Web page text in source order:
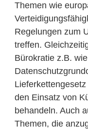
Themen wie
Regelungen zum
treffen.
Bürokratie z.B.
den Einsatz von
behandeln. Auch
Themen, die